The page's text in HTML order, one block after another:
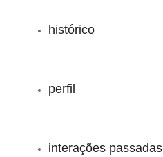
histórico
perfil
interações passadas